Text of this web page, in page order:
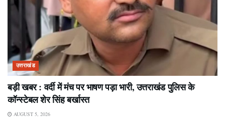
उत्तराखंड
बड़ी खबर : वर्दी में मंच पर भाषण पड़ा भारी, उत्तराखंड पुलिस के
कॉन्स्टेबल शेर सिंह बर्खास्त
AUGUST 5, 2026